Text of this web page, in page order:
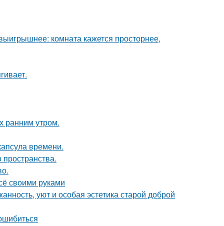
комната кажется просторнее,
ранним утром.
времени.
своими руками
уют и особая эстетика старой доброй